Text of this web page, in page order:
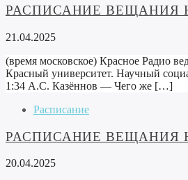
РАСПИСАНИЕ ВЕЩАНИЯ
21.04.2025
(время московское) Красное Радио
Красный университет. Научный
1:34 А.С. Казённов — Чего же […]
Расписание
РАСПИСАНИЕ ВЕЩАНИЯ
20.04.2025